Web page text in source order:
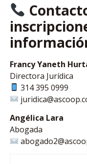
Francy Yaneth
Directora Jurídica
314 395 0999
Angélica Lara
Abogada